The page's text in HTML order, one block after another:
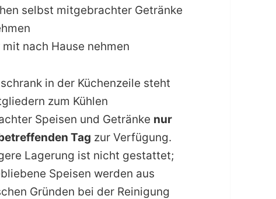
selbst mitgebrachter Getränke
nach Hause nehmen
in der Küchenzeile steht
zum Kühlen
Speisen und Getränke nur
Tag zur Verfügung.
Lagerung ist nicht gestattet;
Speisen werden aus
Gründen bei der Reinigung